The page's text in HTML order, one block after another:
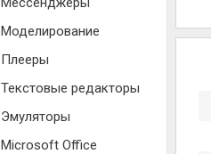
Моделирование
Плееры
Текстовые редакторы
Эмуляторы
Microsoft Office